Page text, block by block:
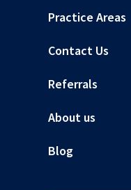
Practice Areas
Contact Us
Referrals
About us
Blog